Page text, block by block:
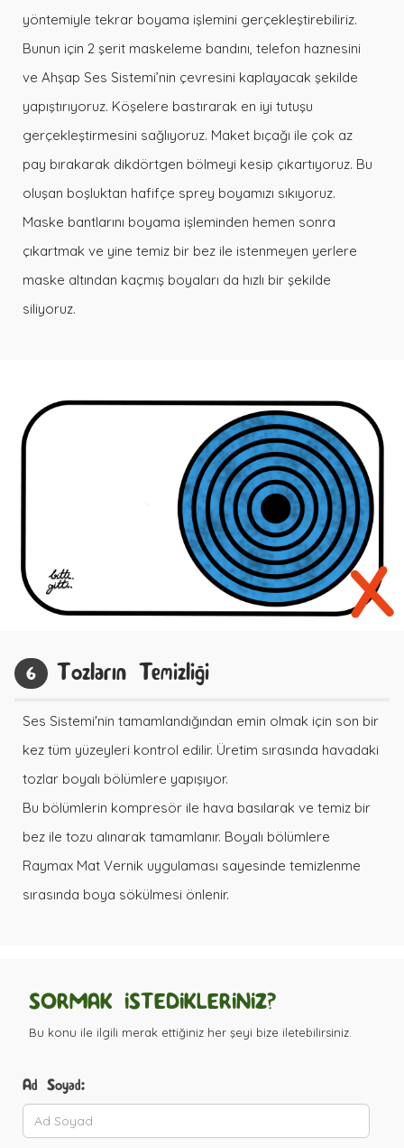
yöntemiyle tekrar boyama işlemini gerçekleştirebiliriz.
Bunun için 2 şerit maskeleme bandını, telefon haznesini
ve Ahşap Ses Sistemi’nin çevresini kaplayacak şekilde
yapıştırıyoruz. Köşelere bastırarak en iyi tutuşu
gerçekleştirmesini sağlıyoruz. Maket bıçağı ile çok az
pay bırakarak dikdörtgen bölmeyi kesip çıkartıyoruz. Bu
oluşan boşluktan hafifçe sprey boyamızı sıkıyoruz.
Maske bantlarını boyama işleminden hemen sonra
çıkartmak ve yine temiz bir bez ile istenmeyen yerlere
maske altından kaçmış boyaları da hızlı bir şekilde
siliyoruz.
6 Tozların Temizliği
Ses Sistemi'nin tamamlandığından emin olmak için son bir
kez tüm yüzeyleri kontrol edilir. Üretim sırasında havadaki
tozlar boyalı bölümlere yapışıyor.
Bu bölümlerin kompresör ile hava basılarak ve temiz bir
bez ile tozu alınarak tamamlanır. Boyalı bölümlere
Raymax Mat Vernik uygulaması sayesinde temizlenme
sırasında boya sökülmesi önlenir.
SORMAK İSTEDİKLERİNİZ?
Bu konu ile ilgili merak ettiğiniz her şeyi bize iletebilirsiniz.
Ad Soyad: